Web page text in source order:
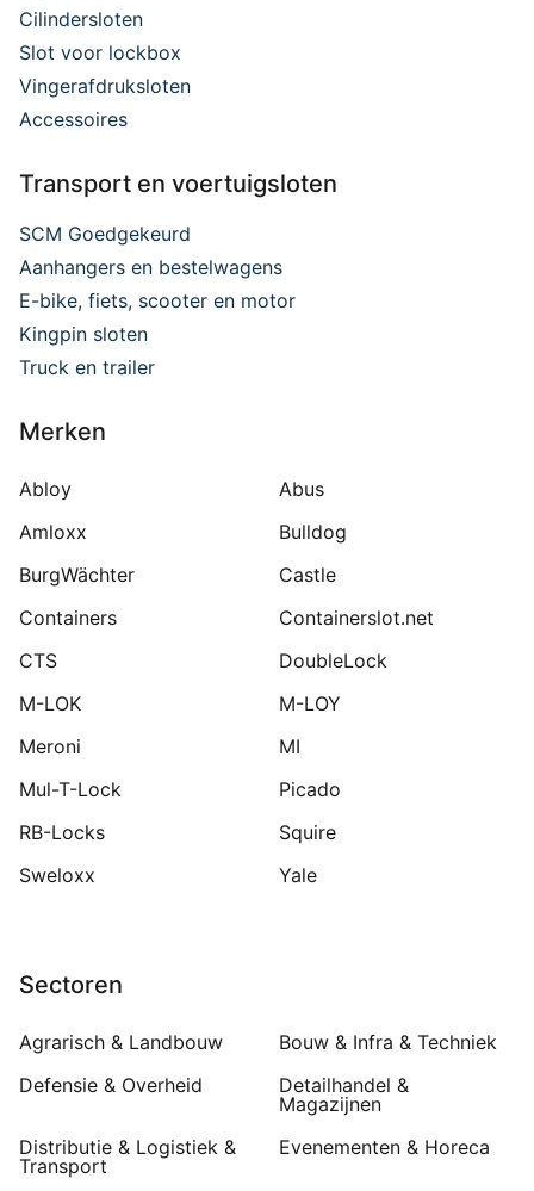
Cilindersloten
Slot voor lockbox
Vingerafdruksloten
Accessoires
Transport en voertuigsloten
SCM Goedgekeurd
Aanhangers en bestelwagens
E-bike, fiets, scooter en motor
Kingpin sloten
Truck en trailer
Merken
Abloy
Abus
Amloxx
Bulldog
BurgWächter
Castle
Containers
Containerslot.net
CTS
DoubleLock
M-LOK
M-LOY
Meroni
MI
Mul-T-Lock
Picado
RB-Locks
Squire
Sweloxx
Yale
Sectoren
Agrarisch & Landbouw
Bouw & Infra & Techniek
Defensie & Overheid
Detailhandel &
Magazijnen
Distributie & Logistiek &
Transport
Evenementen & Horeca